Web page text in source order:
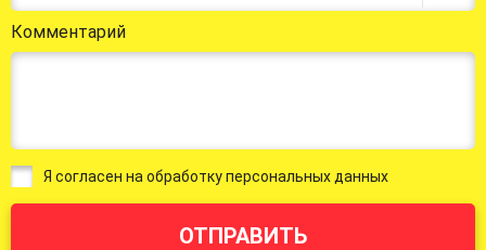
Комментарий
Я согласен на обработку персональных данных
ОТПРАВИТЬ